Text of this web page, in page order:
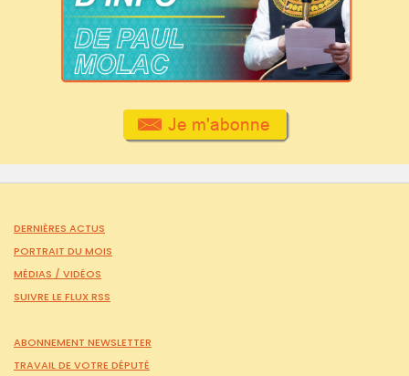
DERNIÈRES ACTUS
PORTRAIT DU MOIS
MÉDIAS / VIDÉOS
SUIVRE LE FLUX RSS
ABONNEMENT NEWSLETTER
TRAVAIL DE VOTRE DÉPUTÉ